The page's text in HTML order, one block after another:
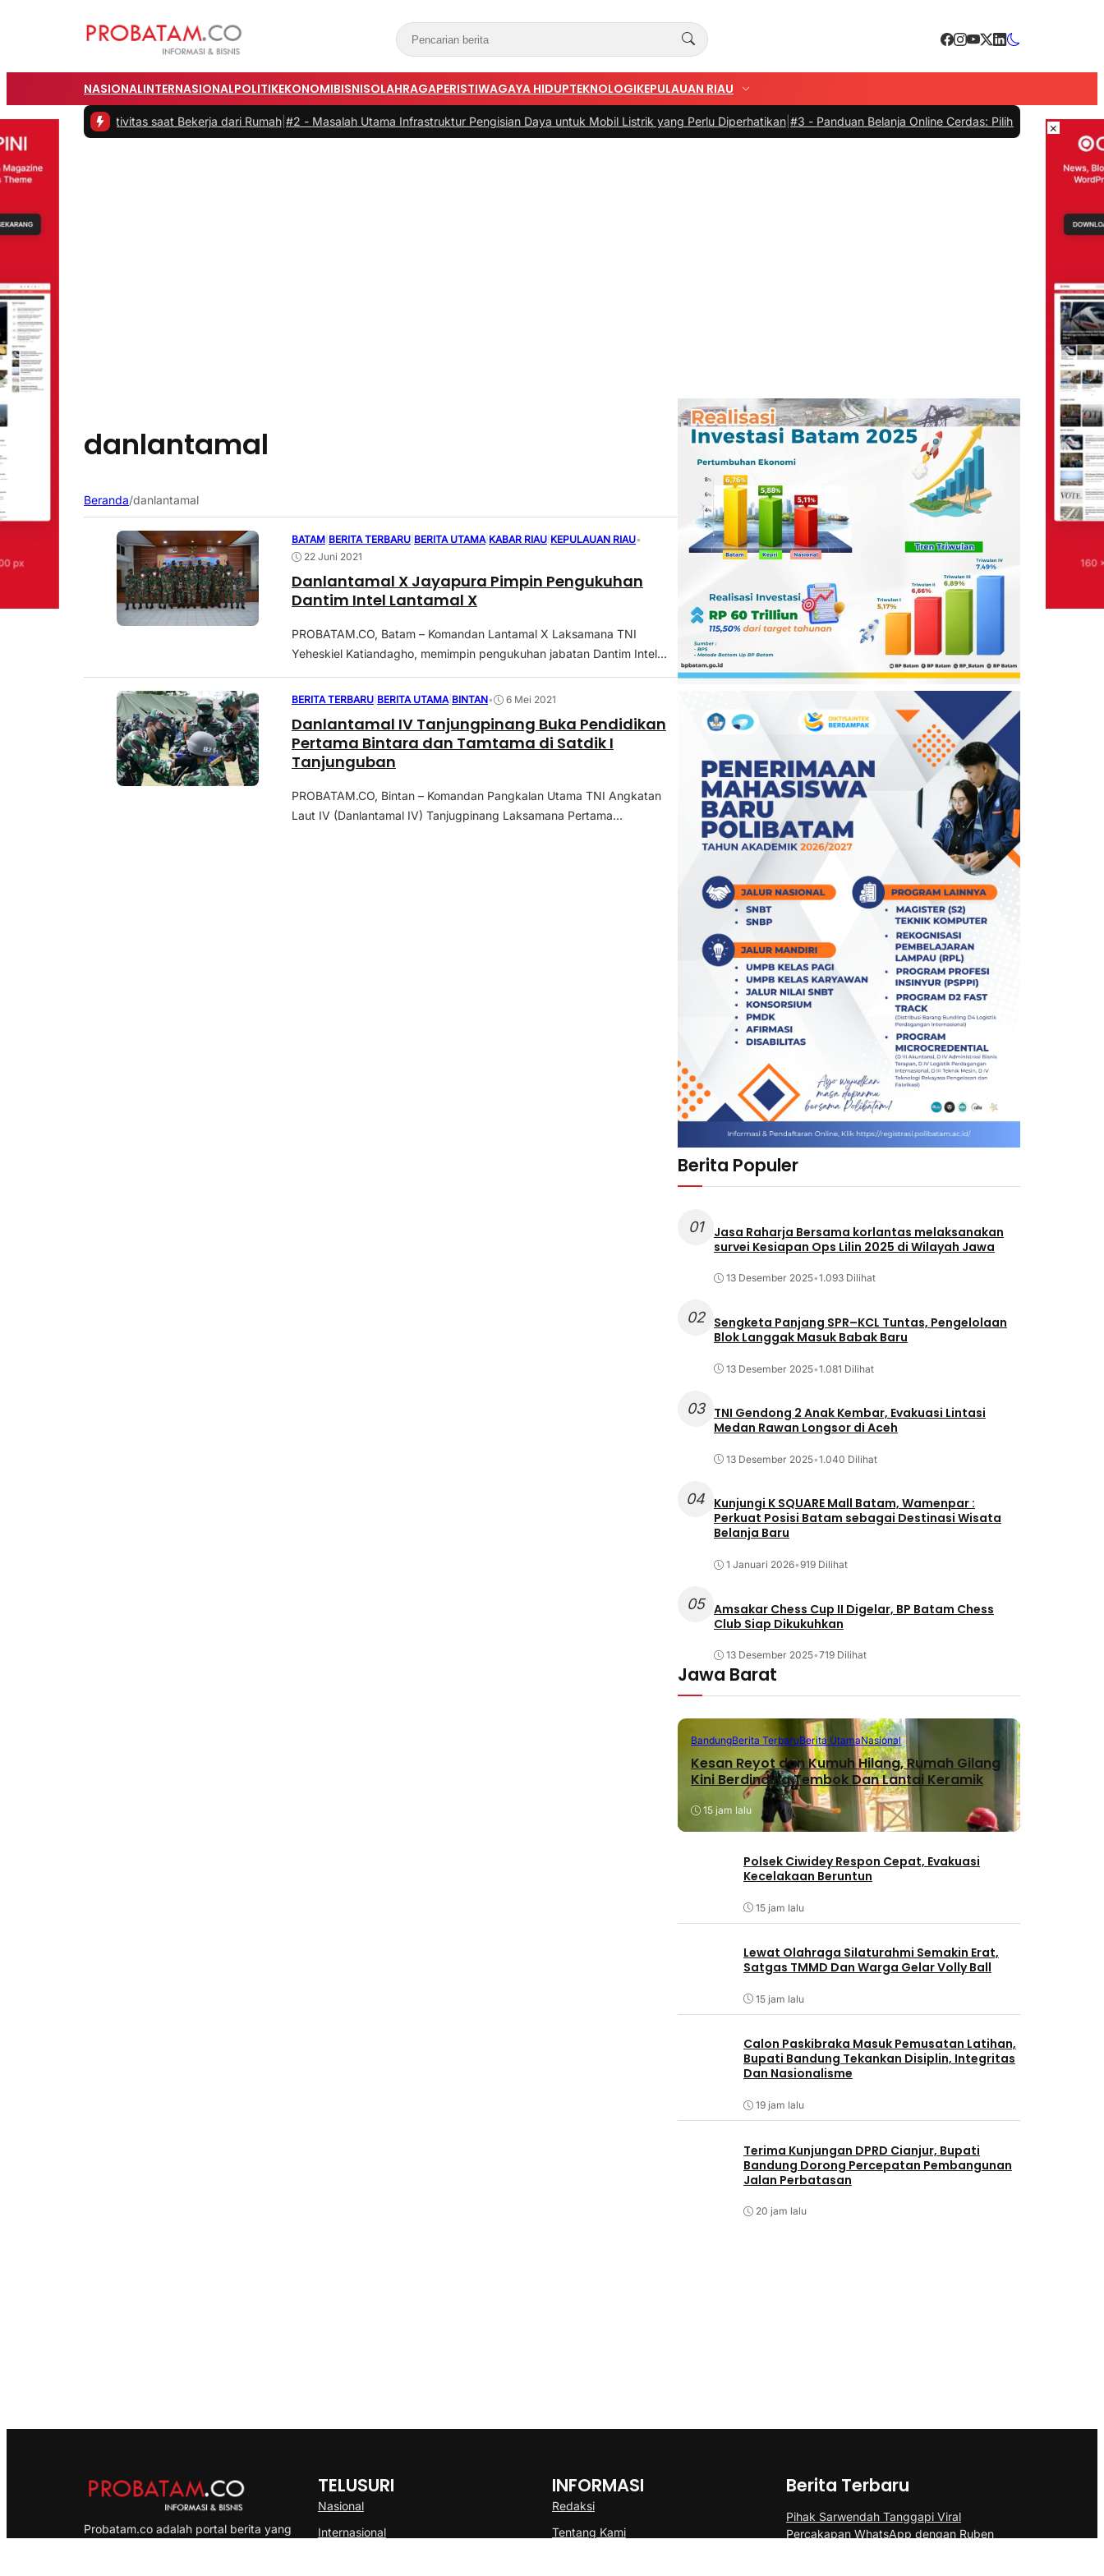
NASIONALINTERNASIONALPOLITIKEKONOMIBISNISOLAHRAGAPERISTIWAGAYA HIDUPTEKNOLOGIKEPULAUAN RIAU
Produktivitas saat Bekerja dari Rumah|#2 -Masalah Utama Infrastruktur Pengisian Daya untuk Mobil Listrik yang Perlu Diperhatikan|#3 -Panduan Belanja Online Cerdas: Pilih Produk dengan Bijak dan
danlantamal
Beranda/danlantamal
BATAM BERITA TERBARU BERITA UTAMA KABAR RIAU KEPULAUAN RIAU•
22 Juni 2021
Danlantamal X Jayapura Pimpin Pengukuhan
Dantim Intel Lantamal X
PROBATAM.CO, Batam – Komandan Lantamal X Laksamana TNI
Yeheskiel Katiandagho, memimpin pengukuhan jabatan Dantim Intel...
BERITA TERBARU BERITA UTAMA BINTAN• 6 Mei 2021
Danlantamal IV Tanjungpinang Buka Pendidikan
Pertama Bintara dan Tamtama di Satdik I
Tanjunguban
PROBATAM.CO, Bintan – Komandan Pangkalan Utama TNI Angkatan
Laut IV (Danlantamal IV) Tanjugpinang Laksamana Pertama...
Berita Populer
01
Jasa Raharja Bersama korlantas melaksanakan
survei Kesiapan Ops Lilin 2025 di Wilayah Jawa
13 Desember 2025•1.093 Dilihat
02
Sengketa Panjang SPR–KCL Tuntas, Pengelolaan
Blok Langgak Masuk Babak Baru
13 Desember 2025•1.081 Dilihat
03
TNI Gendong 2 Anak Kembar, Evakuasi Lintasi
Medan Rawan Longsor di Aceh
13 Desember 2025•1.040 Dilihat
04 Kunjungi K SQUARE Mall Batam, Wamenpar :
Perkuat Posisi Batam sebagai Destinasi Wisata
Belanja Baru
1 Januari 2026•919 Dilihat
05 Amsakar Chess Cup II Digelar, BP Batam Chess
Club Siap Dikukuhkan
13 Desember 2025•719 Dilihat
Jawa Barat
BandungBerita TerbaruBerita UtamaNasional
Kesan Reyot dan Kumuh Hilang, Rumah Gilang
Kini Berdinding Tembok Dan Lantai Keramik
15 jam lalu
Polsek Ciwidey Respon Cepat, Evakuasi
Kecelakaan Beruntun
15 jam lalu
Lewat Olahraga Silaturahmi Semakin Erat,
Satgas TMMD Dan Warga Gelar Volly Ball
15 jam lalu
Calon Paskibraka Masuk Pemusatan Latihan,
Bupati Bandung Tekankan Disiplin, Integritas
Dan Nasionalisme
19 jam lalu
Terima Kunjungan DPRD Cianjur, Bupati
Bandung Dorong Percepatan Pembangunan
Jalan Perbatasan
20 jam lalu
Probatam.co adalah portal berita yang
TELUSURI
Nasional
Internasional
INFORMASI
Redaksi
Tentang Kami
Berita Terbaru
Pihak Sarwendah Tanggapi Viral
Percakapan WhatsApp dengan Ruben
×